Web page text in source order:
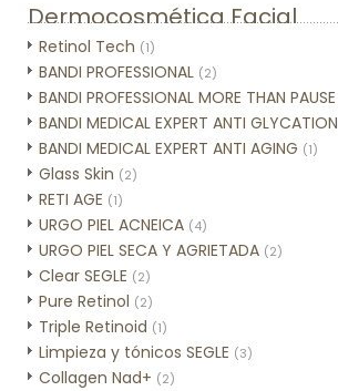
Dermocosmética Facial
Retinol Tech (1)
BANDI PROFESSIONAL (2)
BANDI PROFESSIONAL MORE THAN PAUSE
BANDI MEDICAL EXPERT ANTI GLYCATION
BANDI MEDICAL EXPERT ANTI AGING (1)
Glass Skin (2)
RETI AGE (1)
URGO PIEL ACNEICA (4)
URGO PIEL SECA Y AGRIETADA (2)
Clear SEGLE (2)
Pure Retinol (2)
Triple Retinoid (1)
Limpieza y tónicos SEGLE (3)
Collagen Nad+ (2)